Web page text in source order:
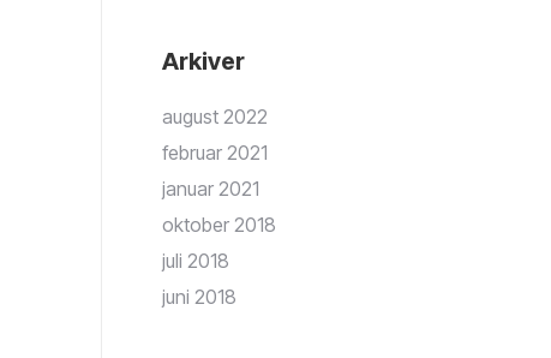
Arkiver
august 2022
februar 2021
januar 2021
oktober 2018
juli 2018
juni 2018